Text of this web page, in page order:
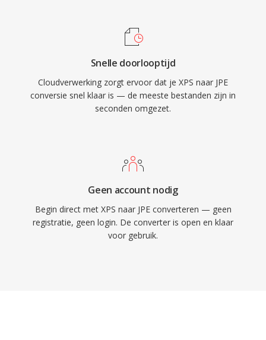
Snelle doorlooptijd
Cloudverwerking zorgt ervoor dat je XPS naar JPE
conversie snel klaar is — de meeste bestanden zijn in
seconden omgezet.
Geen account nodig
Begin direct met XPS naar JPE converteren — geen
registratie, geen login. De converter is open en klaar
voor gebruik.